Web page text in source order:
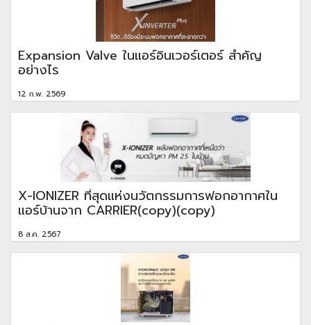
Expansion Valve ในแอร์อินเวอร์เตอร์ สำคัญ
อย่างไร
12 ก.พ. 2569
X-IONIZER ที่สุดแห่งนวัตกรรมการฟอกอากาศใน
แอร์บ้านจาก CARRIER(copy)(copy)
8 ส.ค. 2567